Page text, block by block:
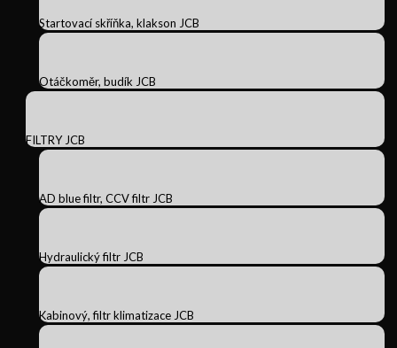
Startovací skříňka, klakson JCB
Otáčkoměr, budík JCB
FILTRY JCB
AD blue filtr, CCV filtr JCB
Hydraulický filtr JCB
Kabinový, filtr klimatizace JCB